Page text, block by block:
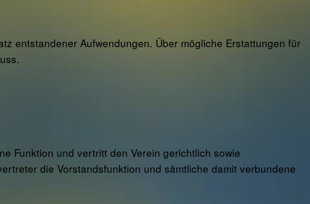
entstandener Aufwendungen. Über mögliche Erstattungen für
Funktion und vertritt den Verein gerichtlich sowie
die Vorstandsfunktion und sämtliche damit verbundene